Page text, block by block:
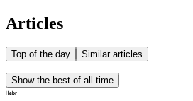
Articles
Top of the day Similar articles
Show the best of all time